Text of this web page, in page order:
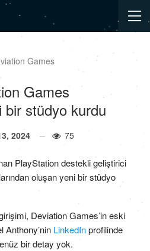
Games
bir stüdyo kurdu
2024 75
PlayStation destekli geliştirici
oluşan yeni bir stüdyo
Deviation Games’in eski
Anthony’nin LinkedInprofilinde
bir detay yok.